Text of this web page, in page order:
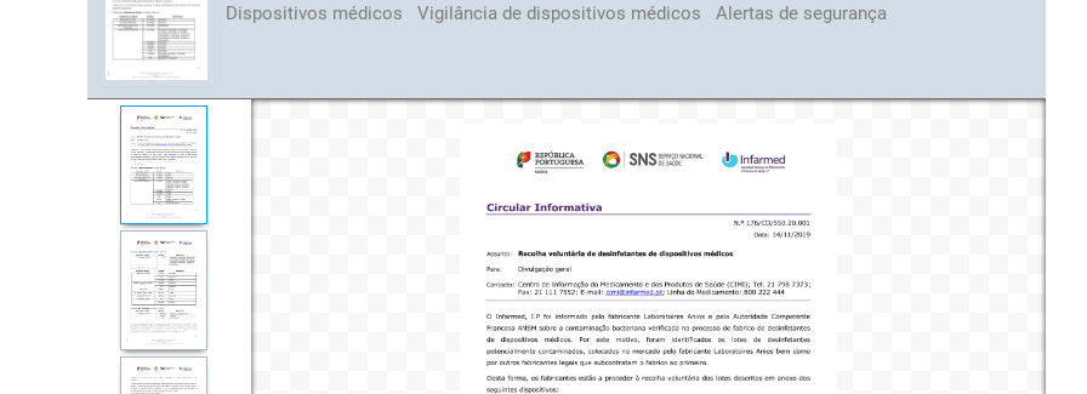
Dispositivos médicos
Vigilância de dispositivos médicos Alertas de segurança